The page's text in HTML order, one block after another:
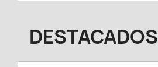
DESTACADOS